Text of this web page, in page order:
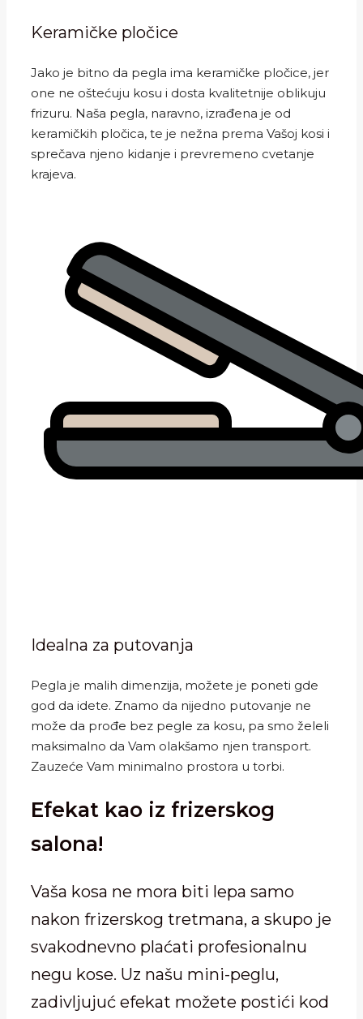
Keramičke pločice
Jako je bitno da pegla ima keramičke pločice, jer
one ne oštećuju kosu i dosta kvalitetnije oblikuju
frizuru. Naša pegla, naravno, izrađena je od
keramičkih pločica, te je nežna prema Vašoj kosi i
sprečava njeno kidanje i prevremeno cvetanje
krajeva.
Idealna za putovanja
Pegla je malih dimenzija, možete je poneti gde
god da idete. Znamo da nijedno putovanje ne
može da prođe bez pegle za kosu, pa smo želeli
maksimalno da Vam olakšamo njen transport.
Zauzeće Vam minimalno prostora u torbi.
Efekat kao iz frizerskog
salona!
Vaša kosa ne mora biti lepa samo
nakon frizerskog tretmana, a skupo je
svakodnevno plaćati profesionalnu
negu kose. Uz našu mini-peglu,
zadivljujuć efekat možete postići kod